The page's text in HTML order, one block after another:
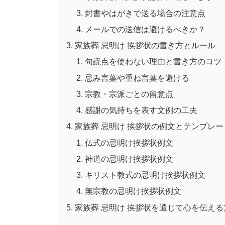
封書やはがきで送る場合の注意点
メールでの送信は避けるべきか？
家族葬 忌明け 挨拶状の書き方とルール
句読点を使わない理由と書き方のコツ
忌み言葉や重ね言葉を避ける
宗教・宗派ごとの留意点
感謝の気持ちを表す文例の工夫
家族葬 忌明け 挨拶状の例文とテンプレ
仏式の忌明け挨拶状例文
神道の忌明け挨拶状例文
キリスト教式の忌明け挨拶状例文
無宗教の忌明け挨拶状例文
家族葬 忌明け 挨拶状を通じて心を伝え